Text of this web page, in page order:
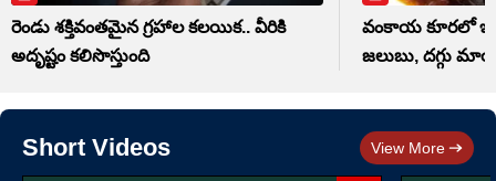
రెండు శక్తివంతమైన గ్రహాల కలయిక.. వీరికి
అదృష్టం కలిసొస్తుంది
వంకాయ కూరలో
జలుబు, దగ్గు
Short Videos View More